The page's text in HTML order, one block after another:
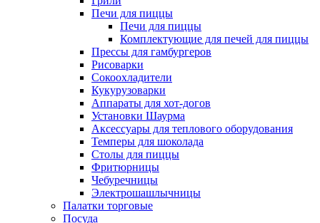
Печи для пиццы
Печи для пиццы
Комплектующие для печей для пиццы
Прессы для гамбургеров
Рисоварки
Сокоохладители
Кукурузоварки
Аппараты для хот-догов
Установки Шаурма
Аксессуары для теплового оборудования
Темперы для шоколада
Столы для пиццы
Фритюрницы
Чебуречницы
Электрошашлычницы
Палатки торговые
Посуда